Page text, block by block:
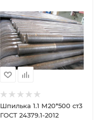
Шпилька 1.1 М20*500 ст3
ГОСТ 24379.1-2012